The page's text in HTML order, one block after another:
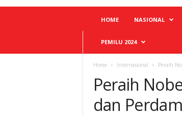
HOME NASIONAL
PEMILU 2024
Home Internasional Peraih
Peraih
dan